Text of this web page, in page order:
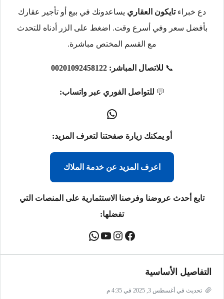
دع خبراءتايكون العقاري يساعدونك في بيع أو تأجير عقارك
بأفضل سعر وفي أسرع وقت. اضغط على الزر أدناه للتحدث
مع القسم المختص مباشرة.
📞 للاتصال المباشر: 00201092458122
💬 للتواصل الفوري عبر واتساب:
أو يمكنك زيارة صفحتنا لتعرف المزيد:
اعرف المزيد عن خدمة الملاك
تابع أحدث عروضنا وفرصنا الاستثمارية على المنصات التي
تفضلها:
التفاصيل الأساسية
تحديث في أغسطس 3, 2025 في 4:35 م